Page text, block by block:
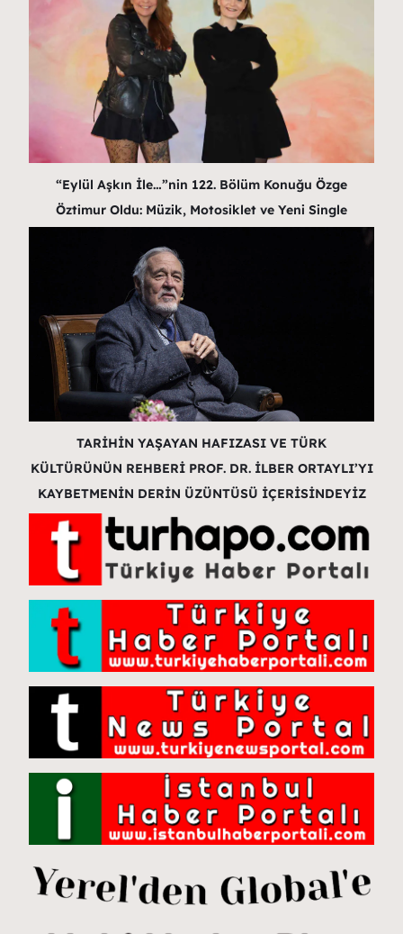
“Eylül Aşkın İle…”nin 122. Bölüm Konuğu Özge
Öztimur Oldu: Müzik, Motosiklet ve Yeni Single
TARİHİN YAŞAYAN HAFIZASI VE TÜRK
KÜLTÜRÜNÜN REHBERİ PROF. DR. İLBER ORTAYLI’YI
KAYBETMENİN DERİN ÜZÜNTÜSÜ İÇERİSİNDEYİZ